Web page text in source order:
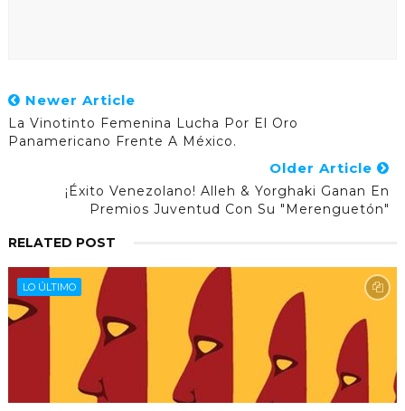
Newer Article
La Vinotinto Femenina Lucha Por El Oro
Panamericano Frente A México.
Older Article
¡Éxito Venezolano! Alleh & Yorghaki Ganan En
Premios Juventud Con Su "Merenguetón"
RELATED POST
LO ÚLTIMO